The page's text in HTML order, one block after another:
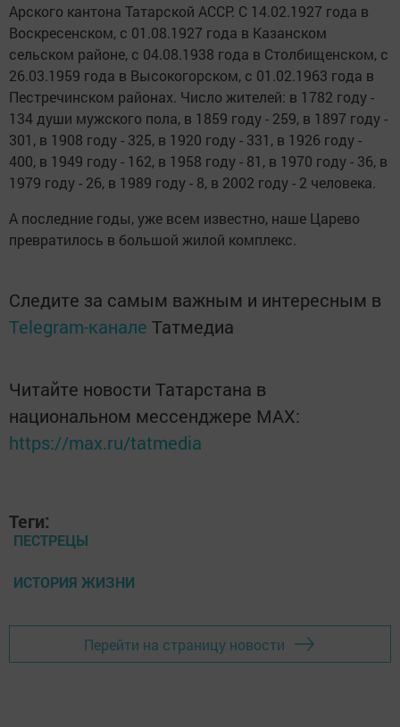
Арского кантона Татарской АССР. С 14.02.1927 года в
Воскресенском, с 01.08.1927 года в Казанском
сельском районе, с 04.08.1938 года в Столбищенском, с
26.03.1959 года в Высокогорском, с 01.02.1963 года в
Пестречинском районах. Число жителей: в 1782 году -
134 души мужского пола, в 1859 году - 259, в 1897 году -
301, в 1908 году - 325, в 1920 году - 331, в 1926 году -
400, в 1949 году - 162, в 1958 году - 81, в 1970 году - 36, в
1979 году - 26, в 1989 году - 8, в 2002 году - 2 человека.
А последние годы, уже всем известно, наше Царево
превратилось в большой жилой комплекс.
Следите за самым важным и интересным в
Telegram-канале Татмедиа
Читайте новости Татарстана в
национальном мессенджере MАХ:
https://max.ru/tatmedia
Теги:
ПЕСТРЕЦЫ
ИСТОРИЯ ЖИЗНИ
Перейти на страницу новости